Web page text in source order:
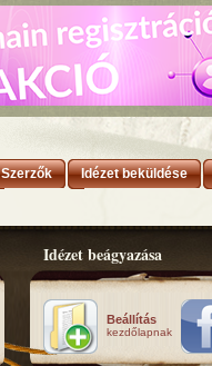
Szerzők Idézet beküldése
Idézet beágyazása
Beállítás
kezdőlapnak